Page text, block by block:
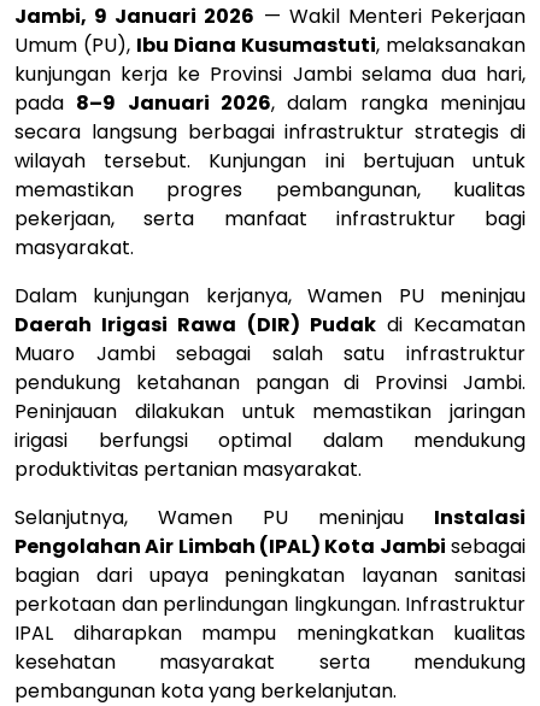
Jambi, 9 Januari 2026 — Wakil Menteri Pekerjaan
Umum (PU), Ibu Diana Kusumastuti, melaksanakan
kunjungan kerja ke Provinsi Jambi selama dua hari,
pada 8–9 Januari 2026, dalam rangka meninjau
secara langsung berbagai infrastruktur strategis di
wilayah tersebut. Kunjungan ini bertujuan untuk
memastikan progres pembangunan, kualitas
pekerjaan, serta manfaat infrastruktur bagi
masyarakat.
Dalam kunjungan kerjanya, Wamen PU meninjau
Daerah Irigasi Rawa (DIR) Pudakdi Kecamatan
Muaro Jambi sebagai salah satu infrastruktur
pendukung ketahanan pangan di Provinsi Jambi.
Peninjauan dilakukan untuk memastikan jaringan
irigasi berfungsi optimal dalam mendukung
produktivitas pertanian masyarakat.
Selanjutnya, Wamen PU meninjau Instalasi
Pengolahan Air Limbah (IPAL) Kota Jambi sebagai
bagian dari upaya peningkatan layanan sanitasi
perkotaan dan perlindungan lingkungan. Infrastruktur
IPAL diharapkan mampu meningkatkan kualitas
kesehatan masyarakat serta mendukung
pembangunan kota yang berkelanjutan.